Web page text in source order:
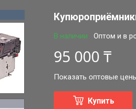
В наличии Оптом и в
95 000 ₸
Показать оптовые
Купить